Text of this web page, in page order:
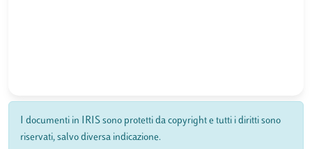
I documenti in IRIS sono protetti da copyright e tutti i diritti sono
riservati, salvo diversa indicazione.